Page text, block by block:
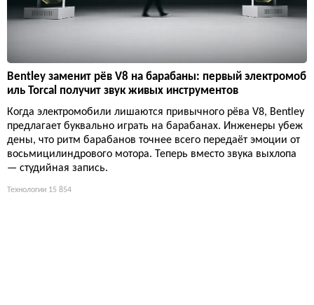
Bentley заменит рёв V8 на барабаны: первый электромоб
иль Torcal получит звук живых инструментов
Когда электромобили лишаются привычного рёва V8, Bentley
предлагает буквально играть на барабанах. Инженеры убеж
дены, что ритм барабанов точнее всего передаёт эмоции от
восьмицилиндрового мотора. Теперь вместо звука выхлопа
— студийная запись.
Технологии 15 854